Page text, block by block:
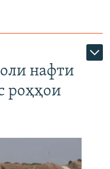
нафти
роҳҳои